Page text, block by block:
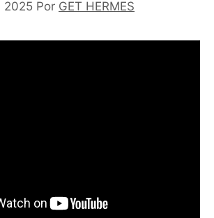
2025 Por GET HERMES